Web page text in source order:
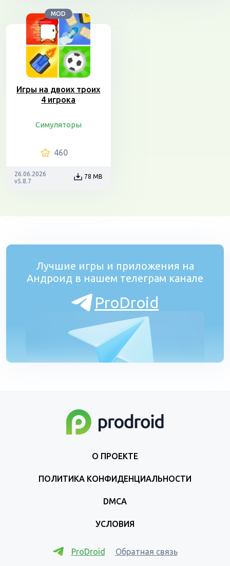
MOD
Игры на двоих троих
4 игрока
Симуляторы
460
26.06.2026
v5.8.7
78 MB
Лучшие игры и приложения на
Андроид в нашем телеграм канале
ProDroid
О ПРОЕКТЕ
ПОЛИТИКА КОНФИДЕНЦИАЛЬНОСТИ
DMCA
УСЛОВИЯ
ProDroid Обратная связь